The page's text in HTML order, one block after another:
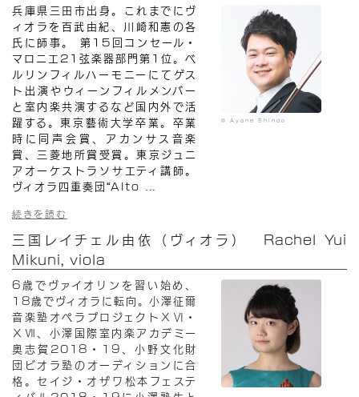
兵庫県三田市出身。これまでにヴ
ィオラを百武由紀、川崎和憲の各
氏に師事。 第15回コンセール・
マロニエ21弦楽器部門第1位。ベ
ルリンフィルハーモニーにてゲス
ト出演やウィーンフィルメンバー
と室内楽共演するなど国内外で活
躍する。東京藝術大学卒業。卒業
時に同声会賞、アカンサス音楽
賞、三菱地所賞受賞。東京ジュニ
アオーケストラソサエティ講師。
ヴィオラ四重奏団“Alto
続きを読む
© Ayane Shindo
三国レイチェル由依（ヴィオラ） Rachel Yui
Mikuni, viola
6歳でヴァイオリンを習い始め、
18歳でヴィオラに転向。小澤征爾
音楽塾オペラプロジェクトⅩⅥ・
ⅩⅦ、小澤国際室内楽アカデミー
奥志賀2018・19、小野文化財
団ビオラ塾のオーディションに合
格。セイジ・オザワ松本フェステ